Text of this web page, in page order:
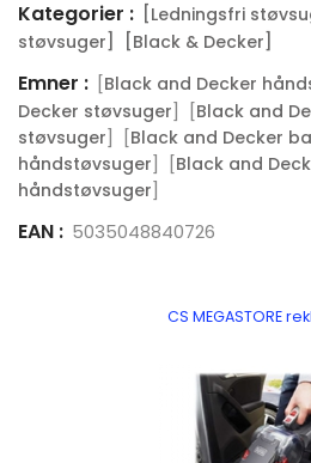
Kategorier : [Ledningsfri
støvsuger]
[Black & Decker]
Emner : [Black and Decker
Decker støvsuger] [Black and
støvsuger] [Black and Decker
håndstøvsuger] [Black and
håndstøvsuger]
EAN : 5035048840726
CS MEGASTORE